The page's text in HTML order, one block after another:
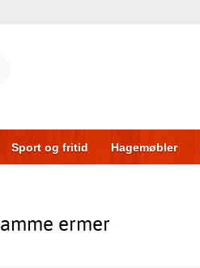
Sport og fritid Hagemøbler
ermer